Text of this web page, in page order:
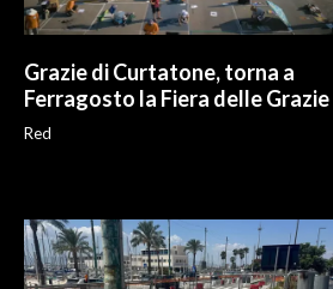
Grazie di Curtatone, torna a
Ferragosto la Fiera delle Grazie
Red